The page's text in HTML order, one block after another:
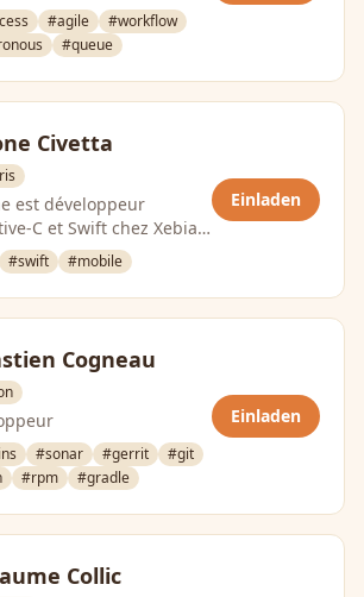
#agile
#workflow
#queue
Civetta
est développeur
C et Swift chez Xebia.
2010, il a réalisé de
applications B2B et
#swift #mobile
Einladen
Cogneau
#sonar #gerrit
#git
#rpm #gradle
Einladen
Collic